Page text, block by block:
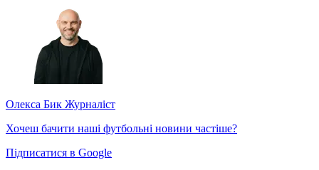
Олекса Бик Журналіст
Хочеш бачити наші футбольні новини частіше?
Підписатися в Google